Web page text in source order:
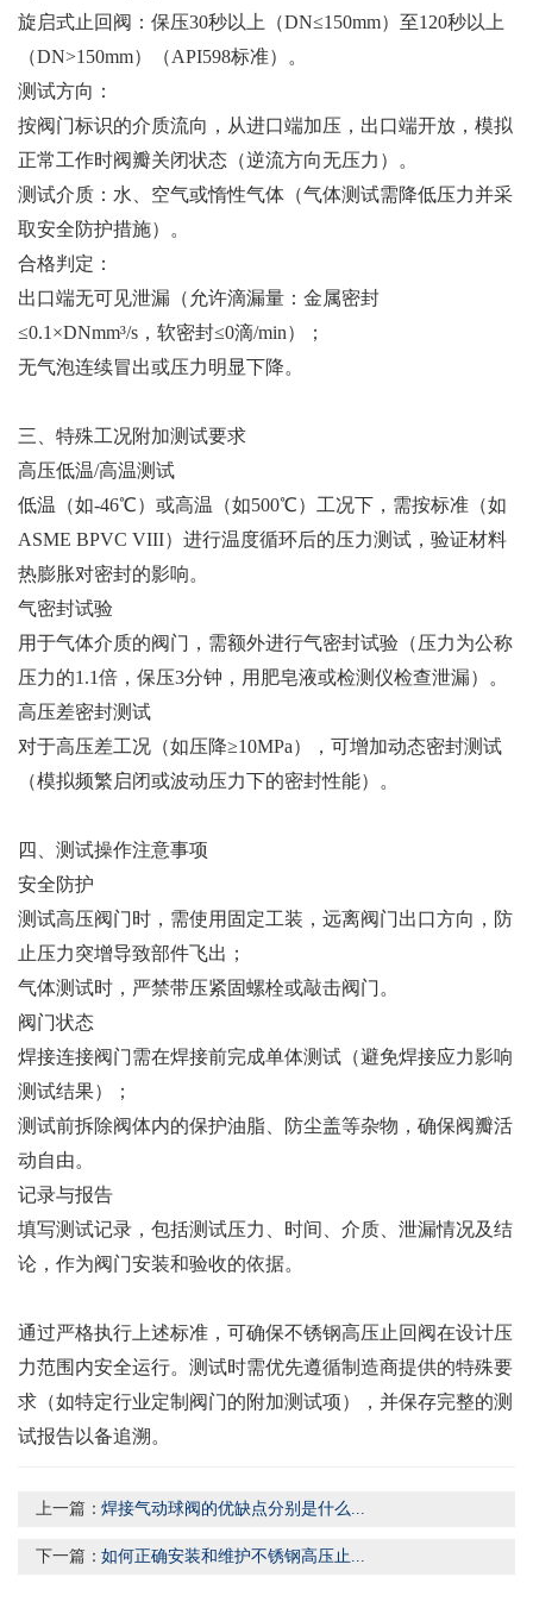
旋启式止回阀：保压30秒以上（DN≤150mm）至120秒以上
（DN>150mm）（API598标准）。
测试方向：
按阀门标识的介质流向，从进口端加压，出口端开放，模拟
正常工作时阀瓣关闭状态（逆流方向无压力）。
测试介质：水、空气或惰性气体（气体测试需降低压力并采
取安全防护措施）。
合格判定：
出口端无可见泄漏（允许滴漏量：金属密封
≤0.1×DNmm³/s，软密封≤0滴/min）；
无气泡连续冒出或压力明显下降。
三、特殊工况附加测试要求
高压低温/高温测试
低温（如-46℃）或高温（如500℃）工况下，需按标准（如
ASME BPVC VIII）进行温度循环后的压力测试，验证材料
热膨胀对密封的影响。
气密封试验
用于气体介质的阀门，需额外进行气密封试验（压力为公称
压力的1.1倍，保压3分钟，用肥皂液或检测仪检查泄漏）。
高压差密封测试
对于高压差工况（如压降≥10MPa），可增加动态密封测试
（模拟频繁启闭或波动压力下的密封性能）。
四、测试操作注意事项
安全防护
测试高压阀门时，需使用固定工装，远离阀门出口方向，防
止压力突增导致部件飞出；
气体测试时，严禁带压紧固螺栓或敲击阀门。
阀门状态
焊接连接阀门需在焊接前完成单体测试（避免焊接应力影响
测试结果）；
测试前拆除阀体内的保护油脂、防尘盖等杂物，确保阀瓣活
动自由。
记录与报告
填写测试记录，包括测试压力、时间、介质、泄漏情况及结
论，作为阀门安装和验收的依据。
通过严格执行上述标准，可确保不锈钢高压止回阀在设计压
力范围内安全运行。测试时需优先遵循制造商提供的特殊要
求（如特定行业定制阀门的附加测试项），并保存完整的测
试报告以备追溯。
上一篇：焊接气动球阀的优缺点分别是什么...
下一篇：如何正确安装和维护不锈钢高压止...